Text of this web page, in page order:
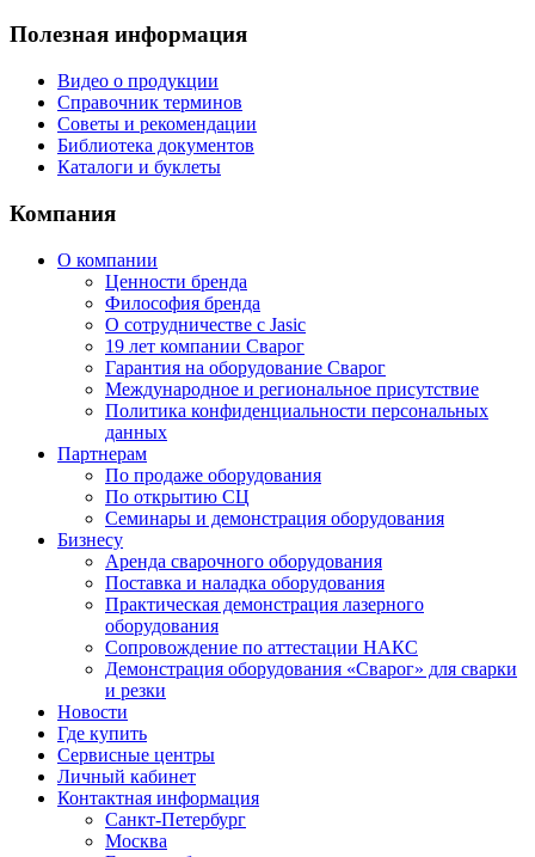
Полезная информация
Видео о продукции
Справочник терминов
Советы и рекомендации
Библиотека документов
Каталоги и буклеты
Компания
О компании
Ценности бренда
Философия бренда
О сотрудничестве с Jasic
19 лет компании Сварог
Гарантия на оборудование Сварог
Международное и региональное присутствие
Политика конфиденциальности персональных
данных
Партнерам
По продаже оборудования
По открытию СЦ
Семинары и демонстрация оборудования
Бизнесу
Аренда сварочного оборудования
Поставка и наладка оборудования
Практическая демонстрация лазерного
оборудования
Сопровождение по аттестации НАКС
Демонстрация оборудования «Сварог» для сварки
и резки
Новости
Где купить
Сервисные центры
Личный кабинет
Контактная информация
Санкт-Петербург
Москва